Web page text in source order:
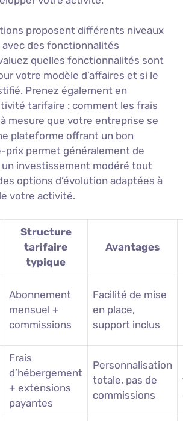
proposent différents niveaux
avec des fonctionnalités
quelles fonctionnalités sont
votre modèle d’affaires et si le
Prenez également en
tarifaire : comment les frais
mesure que votre entreprise se
plateforme offrant un bon
prix permet généralement de
un investissement modéré tout
options d’évolution adaptées à
votre activité.
Structure
tarifaire
typique
Avantages
Abonnement
mensuel +
commissions
Facilité de mise
en place,
support inclus
Frais
d’hébergement
+ extensions
payantes
Personnalisation
totale, pas de
commissions